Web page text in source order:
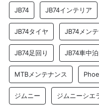
JB74 JB74インテリア
JB74タイヤ JB74メン
JB74足回り JB74車中泊
MTBメンテナンス
ジムニー ジムニーシエ